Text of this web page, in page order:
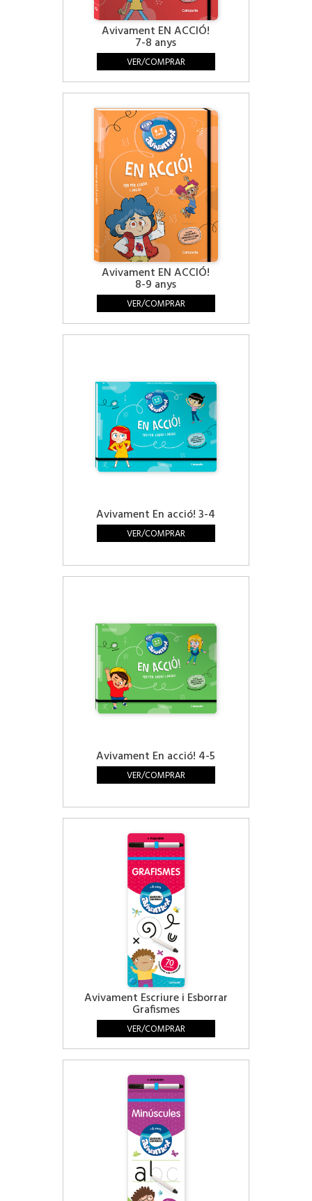
Avivament EN ACCIÓ!
7-8 anys
VER/COMPRAR
Avivament EN ACCIÓ!
8-9 anys
VER/COMPRAR
Avivament En acció! 3-4
VER/COMPRAR
Avivament En acció! 4-5
VER/COMPRAR
Avivament Escriure i Esborrar
Grafismes
VER/COMPRAR